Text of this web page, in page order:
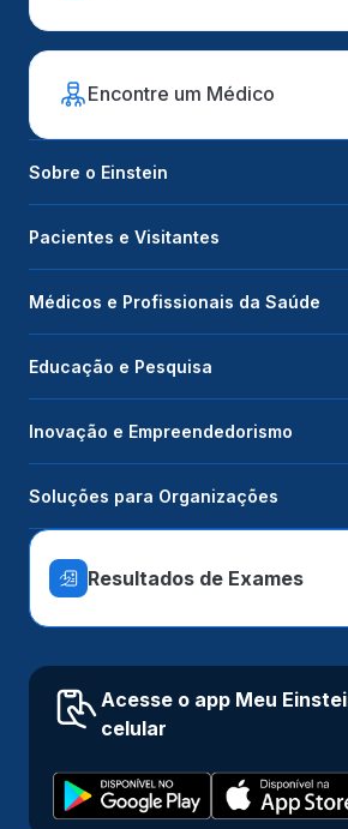
Encontre um Médico
Sobre o Einstein
Pacientes e Visitantes
Médicos e Profissionais da Saúde
Educação e Pesquisa
Inovação e Empreendedorismo
Soluções para Organizações
Resultados de Exames
Acesse o app Meu
celular